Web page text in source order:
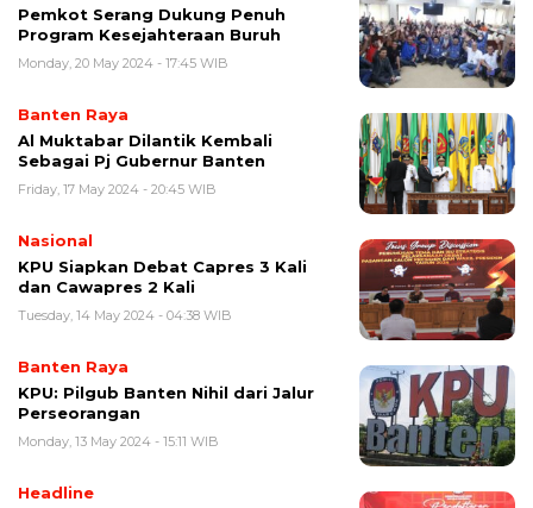
Pemkot Serang Dukung Penuh
Program Kesejahteraan Buruh
Monday, 20 May 2024 - 17:45 WIB
Banten Raya
Al Muktabar Dilantik Kembali
Sebagai Pj Gubernur Banten
Friday, 17 May 2024 - 20:45 WIB
Nasional
KPU Siapkan Debat Capres 3 Kali
dan Cawapres 2 Kali
Tuesday, 14 May 2024 - 04:38 WIB
Banten Raya
KPU: Pilgub Banten Nihil dari Jalur
Perseorangan
Monday, 13 May 2024 - 15:11 WIB
Headline